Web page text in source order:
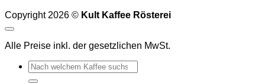
Copyright 2026 © Kult Kaffee Rösterei
Alle Preise inkl. der gesetzlichen MwSt.
Suchen
nach: